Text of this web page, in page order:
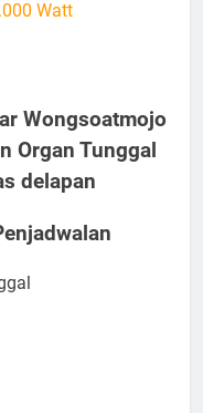
Watt
Wongsoatmojo
Organ Tunggal
delapan